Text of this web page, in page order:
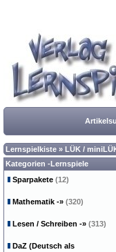
Lernspielkiste » LÜK /
Kategorien -Lernspiele
Sparpakete (12)
Mathematik -» (320)
Lesen / Schreiben -» (313)
DaZ (Deutsch als